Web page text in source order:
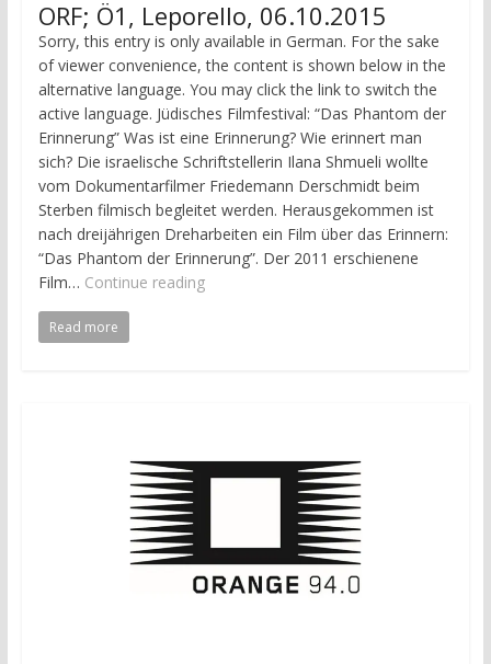
ORF; Ö1, Leporello, 06.10.2015
Sorry, this entry is only available in German. For the sake
of viewer convenience, the content is shown below in the
alternative language. You may click the link to switch the
active language. Jüdisches Filmfestival: “Das Phantom der
Erinnerung” Was ist eine Erinnerung? Wie erinnert man
sich? Die israelische Schriftstellerin Ilana Shmueli wollte
vom Dokumentarfilmer Friedemann Derschmidt beim
Sterben filmisch begleitet werden. Herausgekommen ist
nach dreijährigen Dreharbeiten ein Film über das Erinnern:
“Das Phantom der Erinnerung”. Der 2011 erschienene
Film… Continue reading
Read more